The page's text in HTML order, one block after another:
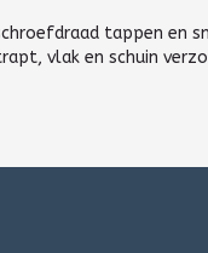
tappen en
vlak en schuin